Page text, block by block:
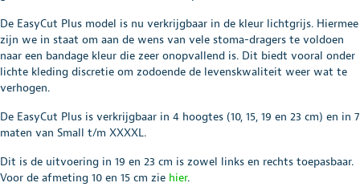
De EasyCut Plus model is nu verkrijgbaar in de kleur lichtgrijs. Hiermee
zijn we in staat om aan de wens van vele stoma-dragers te voldoen
naar een bandage kleur die zeer onopvallend is. Dit biedt vooral onder
lichte kleding discretie om zodoende de levenskwaliteit weer wat te
verhogen.
De EasyCut Plus is verkrijgbaar in 4 hoogtes (10, 15, 19 en 23 cm) en in 7
maten van Small t/m XXXXL.
Dit is de uitvoering in 19 en 23 cm is zowel links en rechts toepasbaar.
Voor de afmeting 10 en 15 cm zie hier.